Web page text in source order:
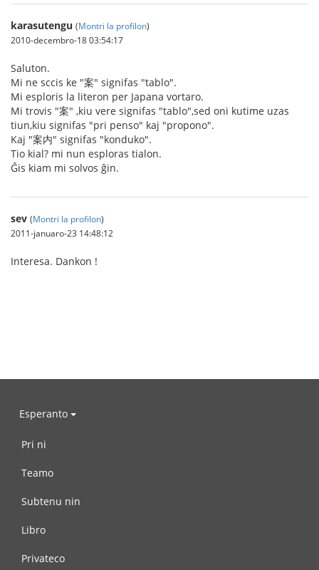
karasutengu (Montri la profilon)
2010-decembro-18 03:54:17
Saluton.
Mi ne sccis ke "案" signifas "tablo".
Mi esploris la literon per Japana vortaro.
Mi trovis "案" ,kiu vere signifas "tablo",sed oni kutime uzas
tiun,kiu signifas "pri penso" kaj "propono".
Kaj "案内" signifas "konduko".
Tio kial? mi nun esploras tialon.
Ĝis kiam mi solvos ĝin.
sev (Montri la profilon)
2011-januaro-23 14:48:12
Interesa. Dankon !
Esperanto
Pri ni
Teamo
Subtenu nin
Libro
Privateco